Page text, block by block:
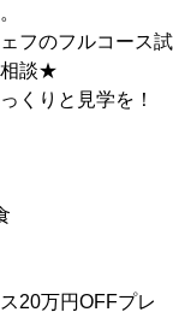
フのフルコース試
相談★
くりと見学を！
20万円OFFプレ